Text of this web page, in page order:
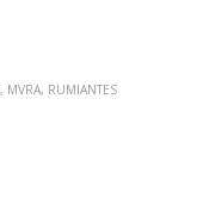
, MVRA, RUMIANTES